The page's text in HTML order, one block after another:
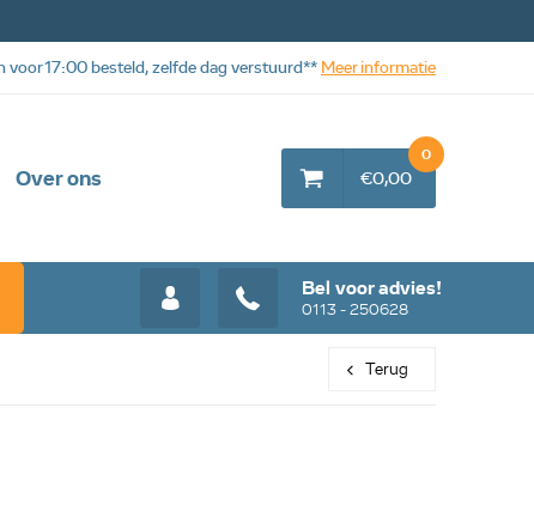
Over ons
Bel voor advies!
0113 - 250628
€0,00
0
voor 17:00 besteld, zelfde dag verstuurd** Meer informatie
Terug